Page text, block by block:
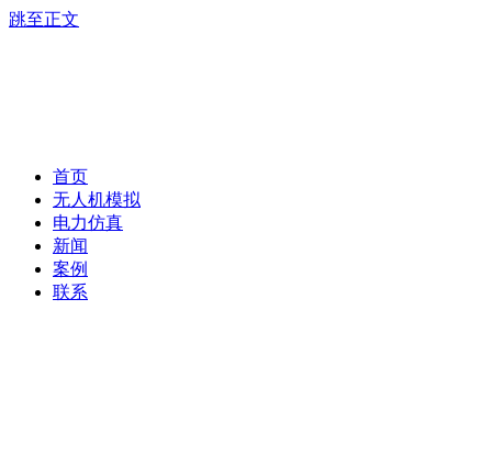
跳至正文
首页
无人机模拟
电力仿真
新闻
案例
联系